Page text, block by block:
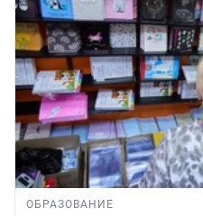
ОБРАЗОВАНИЕ